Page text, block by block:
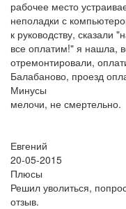
рабочее место
неполадки с
к руководству, сказали
все оплатим!" я нашла,
отремонтировали,
Балабаново, проезд
Минусы
мелочи, не смертельно.
Евгений
20-05-2015
Плюсы
Решил уволиться,
отзыв.